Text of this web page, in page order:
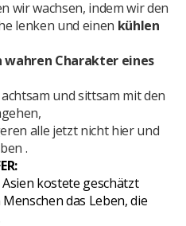
wir wachsen, indemwir den
lenken und einen kühlen
wahren Charakter eines
und sittsam mit den
alle jetzt nicht hier und
.
kostete geschätzt
das Leben, die